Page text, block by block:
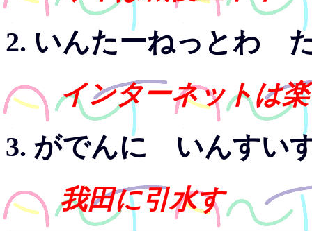
2. いんたーねっとわ
インターネットは楽
3. がでんに いんすい
我田に引水す